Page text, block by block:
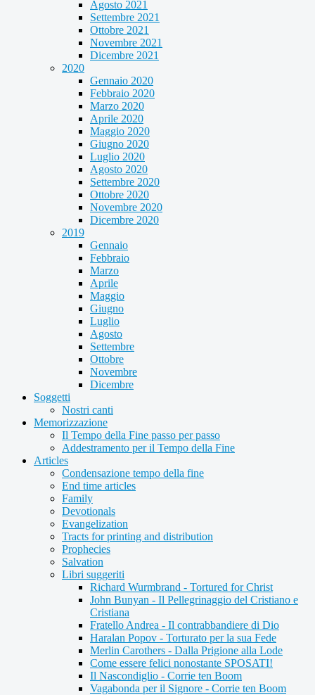
Agosto 2021
Settembre 2021
Ottobre 2021
Novembre 2021
Dicembre 2021
2020
Gennaio 2020
Febbraio 2020
Marzo 2020
Aprile 2020
Maggio 2020
Giugno 2020
Luglio 2020
Agosto 2020
Settembre 2020
Ottobre 2020
Novembre 2020
Dicembre 2020
2019
Gennaio
Febbraio
Marzo
Aprile
Maggio
Giugno
Luglio
Agosto
Settembre
Ottobre
Novembre
Dicembre
Soggetti
Nostri canti
Memorizzazione
Il Tempo della Fine passo per passo
Addestramento per il Tempo della Fine
Articles
Condensazione tempo della fine
End time articles
Family
Devotionals
Evangelization
Tracts for printing and distribution
Prophecies
Salvation
Libri suggeriti
Richard Wurmbrand - Tortured for Christ
John Bunyan - Il Pellegrinaggio del Cristiano e
Cristiana
Fratello Andrea - Il contrabbandiere di Dio
Haralan Popov - Torturato per la sua Fede
Merlin Carothers - Dalla Prigione alla Lode
Come essere felici nonostante SPOSATI!
Il Nascondiglio - Corrie ten Boom
Vagabonda per il Signore - Corrie ten Boom